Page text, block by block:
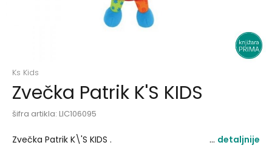
Ks Kids
Zvečka Patrik K'S KIDS
šifra artikla: LIC106095
Zvečka Patrik K\'S KIDS . detaljnije